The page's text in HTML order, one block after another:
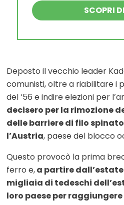
SCOPRI
Deposto il vecchio leader
comunisti, oltre a riabilitare i
del ‘56 e indire elezioni per
decisero per la rimozione
delle barriere di filo
l’Austria, paese del blocco
Questo provocò la prima
ferro e,a partire dall’estate
migliaia di tedeschi
loro paese per